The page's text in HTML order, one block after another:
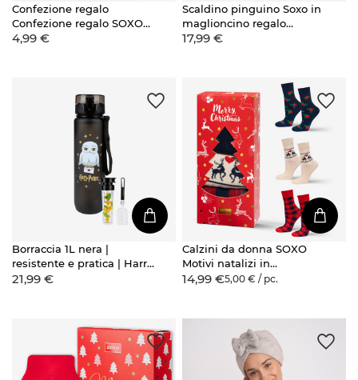
Confezione regalo
Confezione regalo SOXO
Merry Christmas Vacanze
4,99 €
Scaldino pinguino Soxo in
maglioncino regalo
divertente Babbo Natale
17,99 €
Borraccia 1L nera |
resistente e pratica | Harry
Potter
21,99 €
Calzini da donna SOXO
Motivi natalizi in
confezione - 3 paia
14,99 €5,00 € / pc.